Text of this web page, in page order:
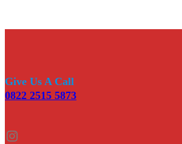
Give Us A Call
0822 2515 5873
Instagram